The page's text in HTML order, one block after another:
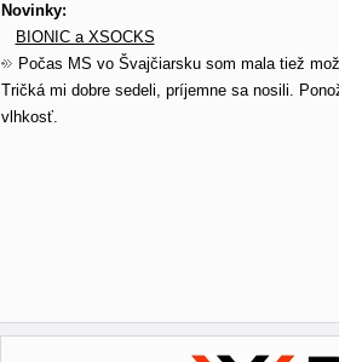
Novinky:
BIONIC a XSOCKS
Počas MS vo Švajčiarsku som mala tiež
Tričká mi dobre sedeli, príjemne sa nosili.
vlhkosť.